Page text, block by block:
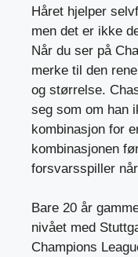
Håret hjelper
men det er ikke
Når du ser på
merke til den
og størrelse.
seg som om han
kombinasjon for
kombinasjonen
forsvarsspiller
Bare 20 år
nivået med
Champions